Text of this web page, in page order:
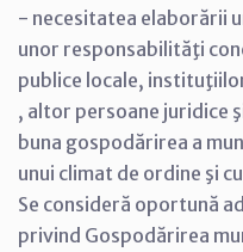
- necesitatea elaborării
unor responsabilităţi
publice locale,
, altor persoane juridice
buna gospodărirea a
unui climat de ordine şi
Se consideră oportună
privind Gospodărirea